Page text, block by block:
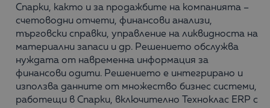
Спарки, както и за продажбите на компанията –
счетоводни отчети, финансови анализи,
търговски справки, управление на ликвидноста на
материални запаси и др. Решението обслужва
нуждата от навременна информация за
финансови одити. Решението е интегрирано и
използва данните от множество бизнес системи,
работещи в Спарки, включително Техноклас ERP с